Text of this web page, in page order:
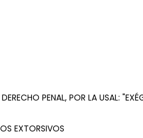
PENAL, POR LA USAL:
EXTORSIVOS